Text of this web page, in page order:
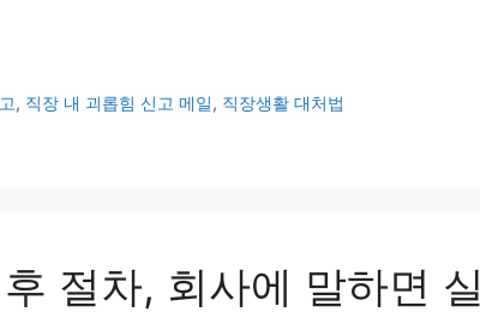
, 직장 내 괴롭힘 신고 메일, 직장생활 대처법
절차, 회사에 말하면 실